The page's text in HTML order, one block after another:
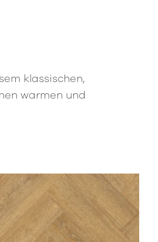
klassischen,
warmen und